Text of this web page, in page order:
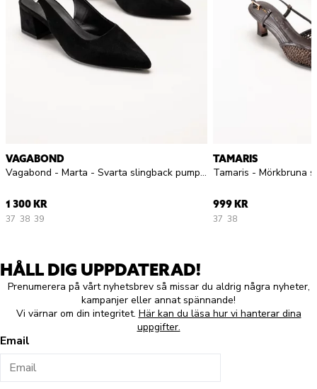
VAGABOND
Vagabond - Marta - Svarta slingback pumps i mocka
1 300 KR
37 38 39
TAMARIS
Tamaris - Mörkbruna
999 KR
37 38
HÅLL DIG UPPDATERAD!
Prenumerera på vårt nyhetsbrev så missar du aldrig några nyheter,
kampanjer eller annat spännande!
Vi värnar om din integritet. Här kan du läsa hur vi hanterar dina
uppgifter.
Email